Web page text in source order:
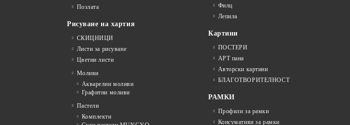
Позлата
Рисуване на хартия
СКИЦНИЦИ
Листи за рисуване
Цветни листи
Моливи
Акварелни моливи
Графитни моливи
Пастели
Комплекти
Филц
Лепила
Картини
ПОСТЕРИ
АРТ пана
Авторски картини
БЛАГОТВОРИТЕЛНОСТ
РАМКИ
Профили за рамки
Консумативи за рамки